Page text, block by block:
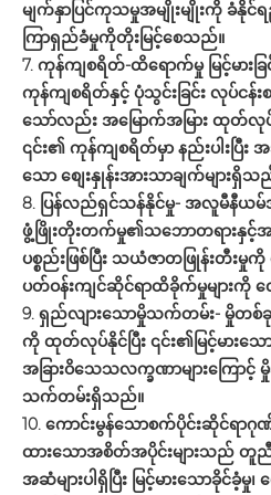
မျက်နှာပြင်ကုသမှုအမျိုးမျိုးကို ခံ
ကြာရှည်ခံမှုကိုတိုးမြင့်စေသည်။
7. ကုန်ကျစရိတ်-ထိရောက်မှု မြင့်မားခ
ကုန်ကျစရိတ်နှင့် ပုံသွင်းခြင်း လုပ်ငန်
သော်လည်း အမြောက်အမြား ထုတ်
၎င်း၏ ကုန်ကျစရိတ်မှာ နည်းပါးပြီး
သော စျေးနှုန်းအားသာချက်များရှိသ
8. ပြန်လည်ရှင်သန်နိုင်မှု- အလူမီနီ
ဖွံ့ဖြိုးတိုးတက်မှု၏သဘောတရားနှ
ပစ္စည်းဖြစ်ပြီး သယံဇာတဖြုန်းတီးမှု
ပတ်ဝန်းကျင်ဆိုင်ရာထိခိုက်မှုများကို
9. ရှည်လျားသောမှိုသက်တမ်း- မှိုတစ်
ကို ထုတ်လုပ်နိုင်ပြီး ၎င်း၏မြင့်မားသော
အခြားဝိသေသလက္ခဏာများကြော
သက်တမ်းရှိသည်။
10. ကောင်းမွန်သောစက်ပိုင်းဆိုင်ရာဂု
ထားသောအစိတ်အပိုင်းများသည် တူညီ
အဆံများပါရှိပြီး မြင့်မားသောခိုင်ခံ့မှု